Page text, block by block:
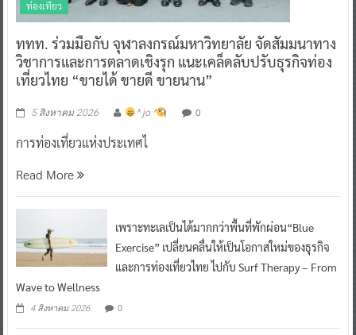
ท่องเที่ยว
ททท. ร่วมมือกับ จุฬาลงกรณ์มหาวิทยาลัย จัดสัมมนาทาง
วิชาการและการตลาดเชิงรุก แนะเคล็ดลับปรับธุรกิจท่อง
เที่ยวไทย “ขายได้ ขายดี ขายนาน”
5 สิงหาคม 2026 ^ jo ^ 0
การท่องเที่ยวแห่งประเทศไ
Read More
เพราะทะเลเป็นได้มากกว่าพื้นที่พักผ่อน“Blue
Exercise” เปลี่ยนคลื่นให้เป็นโอกาสใหม่ของธุรกิจ
และการท่องเที่ยวไทย ไปกับ Surf Therapy – From
Wave to Wellness
4 สิงหาคม 2026 0